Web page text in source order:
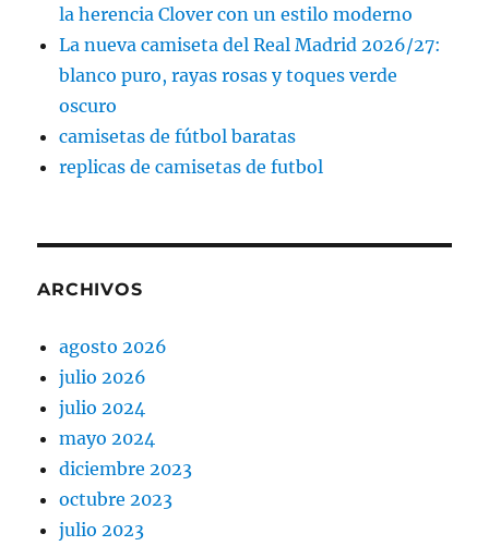
la herencia Clover con un estilo moderno
La nueva camiseta del Real Madrid 2026/27:
blanco puro, rayas rosas y toques verde
oscuro
camisetas de fútbol baratas
replicas de camisetas de futbol
ARCHIVOS
agosto 2026
julio 2026
julio 2024
mayo 2024
diciembre 2023
octubre 2023
julio 2023